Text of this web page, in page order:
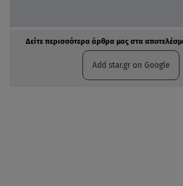
Δείτε περισσότερα άρθρα μας στα
Add star.gr on Google